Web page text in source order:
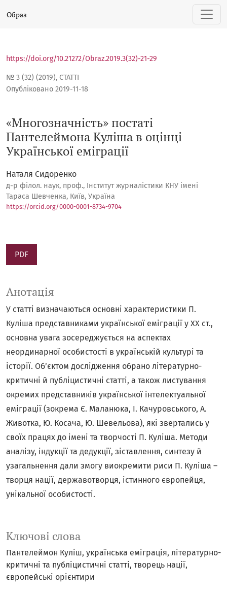
«Многозначність» постаті Пантелеймона Куліша в оцінці
Образ
№ 3 (32) (2019), СТАТТІ
«Многозначність» постаті
Пантелеймона Куліша в оцінці
Української еміграції
https://doi.org/10.21272/Obraz.2019.3(32)-21-29
Опубліковано 2019-11-18
Наталя Сидоренко
д-р філол. наук, проф., Інститут журналістики КНУ імені
Тараса Шевченка, Київ, Україна
https://orcid.org/0000-0001-8734-9704
PDF
Ключові слова
Пантелеймон Куліш українська еміграція літературно-
критичні та публіцистичні статті творець нації
європейські орієнтири
Анотація
У статті визначаються основні характеристики П.
Куліша представниками української еміграції у ХХ ст.,
основна увага зосереджується на аспектах
неординарної особистості в українській культурі та
історії. Об’єктом дослідження обрано літературно-
критичні й публіцистичні статті, а також листування
окремих представників української інтелектуальної
еміграції (зокрема Є. Маланюка, І. Качуровського, А.
Животка, Ю. Косача, Ю. Шевельова), які звертались у
своїх працях до імені та творчості П. Куліша. Методи
аналізу, індукції та дедукції, зіставлення, синтезу й
узагальнення дали змогу виокремити риси П. Куліша –
творця нації, державотворця, істинного європейця,
унікальної особистості.